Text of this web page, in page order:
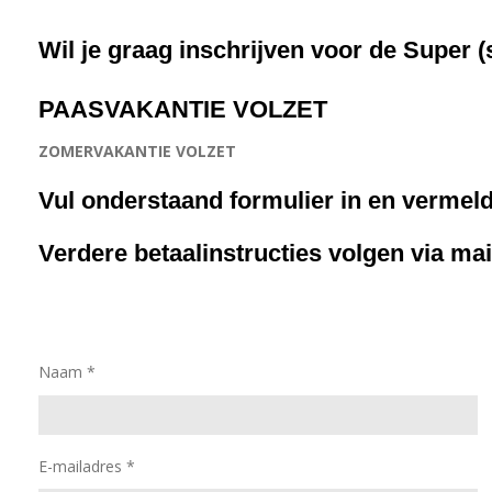
Wil je graag inschrijven voor de Super
PAASVAKANTIE VOLZET
ZOMERVAKANTIE VOLZET
Vul onderstaand formulier in en
Verdere betaalinstructies volgen via
Naam *
E-mailadres *